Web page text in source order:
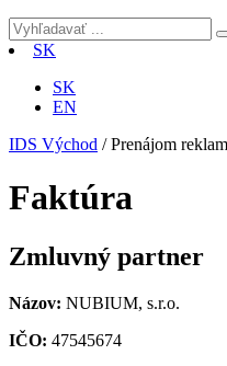
SK
SK
EN
IDS Východ /Prenájom
Faktúra
Zmluvný partner
Názov: NUBIUM, s.r.o.
IČO: 47545674